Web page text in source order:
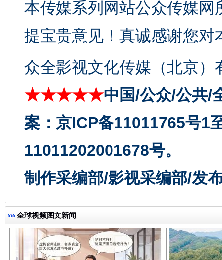
本传媒系列网站公众传媒
提宝贵意见！真诚感谢您
众全影视文化传媒（北京）
★★★★★中国/公众/公共/
案：京ICP备11011765号1
11011202001678号。
制作采编部/影视采编部/发
全球视频图文新闻
东山县通报“牛蛙产品抗生素超标问题” 法